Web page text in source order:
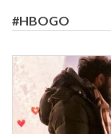
#HBOGO